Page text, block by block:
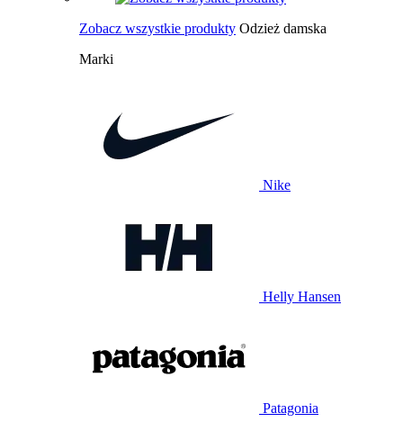
Zobacz wszystkie produkty Odzież damska
Marki
Nike
Helly Hansen
Patagonia